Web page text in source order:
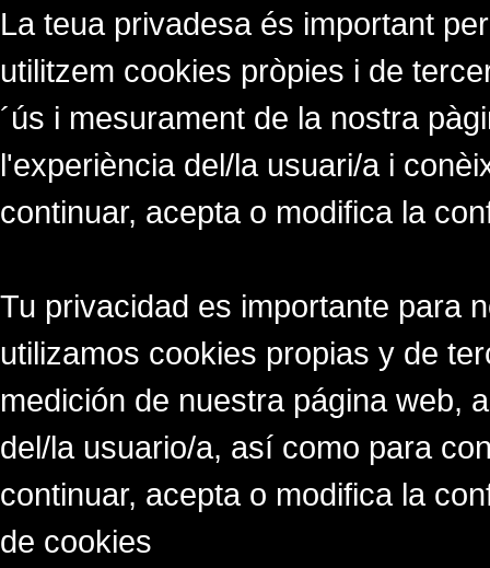
La teua privadesa és important
utilitzem cookies pròpies i de
´ús i mesurament de la nostra
l'experiència del/la usuari/a i
continuar, acepta o modifica la
Tu privacidad es importante para
utilizamos cookies propias y de
medición de nuestra página web,
del/la usuario/a, así como para
continuar, acepta o modifica la
de cookies